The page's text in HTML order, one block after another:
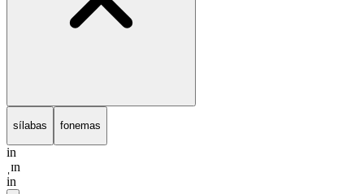
sílabas fonemas
in
ˌɪn
in